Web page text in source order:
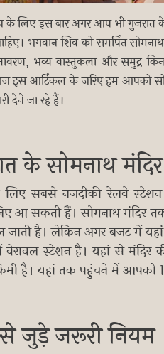
के लिए इस बार अगर आप भी गुजरात
भगवान शिव को समर्पित सोमनाथ
भव्य वास्तुकला और समुद्र
इस आर्टिकल के जरिए हम आपको
देने जा रहे हैं।
के सोमनाथ मंदिर
सबसे नजदीकी रेलवे
आ सकती हैं। सोमनाथ मंदिर
जाती है। लेकिन अगर बजट में
स्टेशन है। यहां से मंदिर
है। यहां तक पहुंचने में आपको
जुड़े जरूरी नियम